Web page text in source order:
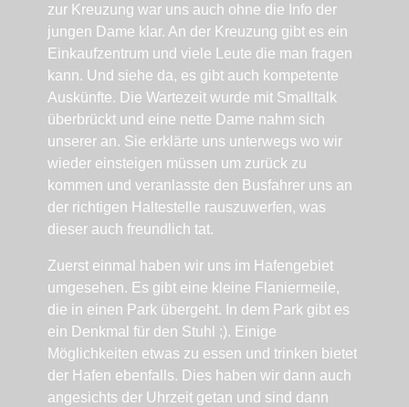
zur Kreuzung war uns auch ohne die Info der
jungen Dame klar. An der Kreuzung gibt es ein
Einkaufzentrum und viele Leute die man fragen
kann. Und siehe da, es gibt auch kompetente
Auskünfte. Die Wartezeit wurde mit Smalltalk
überbrückt und eine nette Dame nahm sich
unserer an. Sie erklärte uns unterwegs wo wir
wieder einsteigen müssen um zurück zu
kommen und veranlasste den Busfahrer uns an
der richtigen Haltestelle rauszuwerfen, was
dieser auch freundlich tat.
Zuerst einmal haben wir uns im Hafengebiet
umgesehen. Es gibt eine kleine Flaniermeile,
die in einen Park übergeht. In dem Park gibt es
ein Denkmal für den Stuhl ;). Einige
Möglichkeiten etwas zu essen und trinken bietet
der Hafen ebenfalls. Dies haben wir dann auch
angesichts der Uhrzeit getan und sind dann